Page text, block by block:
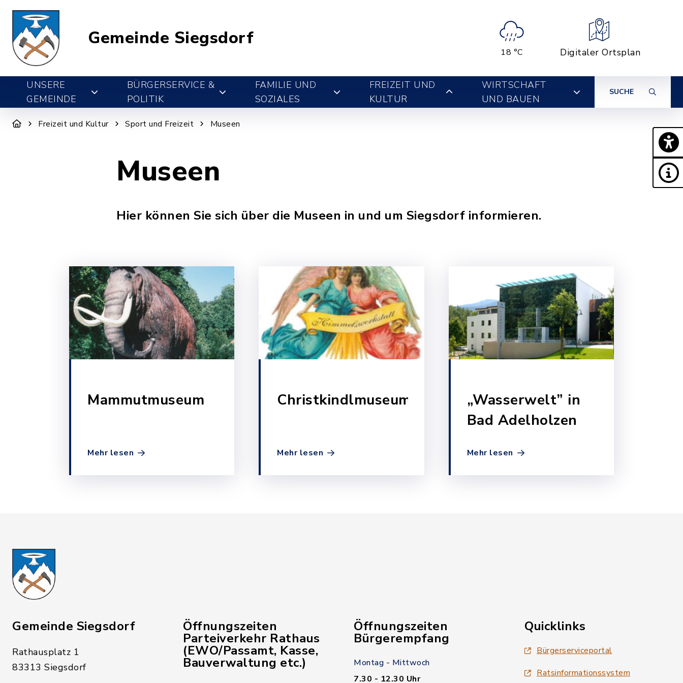
Gemeinde Siegsdorf
18 °C Digitaler Ortsplan
UNSERE
GEMEINDE
BÜRGERSERVICE &
POLITIK
FAMILIE UND
SOZIALES
FREIZEIT UND
KULTUR
WIRTSCHAFT
UND BAUEN
SUCHE
Freizeit und Kultur Sport und Freizeit Museen
Museen
Hier können Sie sich über die Museen in und um Siegsdorf informieren.
Mammutmuseum
Mehr lesen
Christkindlmuseum
Mehr lesen
„Wasserwelt” in
Bad Adelholzen
Mehr lesen
Gemeinde Siegsdorf
Rathausplatz 1
83313 Siegsdorf
Öffnungszeiten
Parteiverkehr Rathaus
(EWO/Passamt, Kasse,
Bauverwaltung etc.)
Öffnungszeiten
Bürgerempfang
Montag - Mittwoch
7.30 - 12.30 Uhr
Quicklinks
Bürgerserviceportal
Ratsinformationssystem